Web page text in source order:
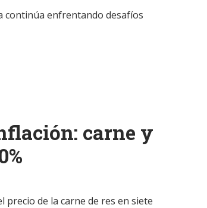
continúa enfrentando desafíos
carne y
precio de la carne de res en siete